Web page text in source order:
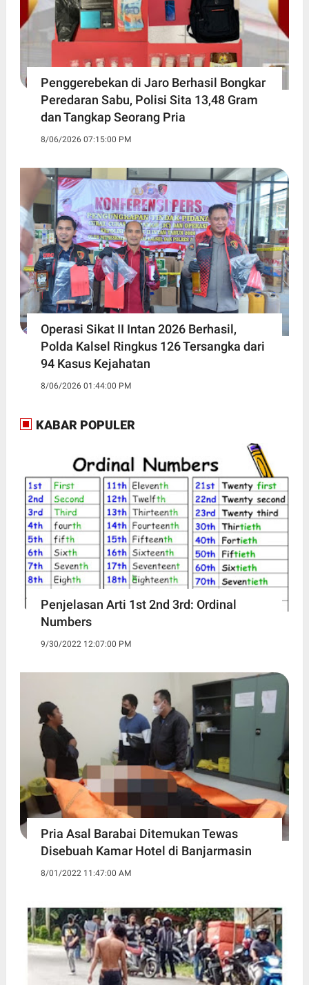
Penggerebekan di Jaro Berhasil Bongkar
Peredaran Sabu, Polisi Sita 13,48 Gram
dan Tangkap Seorang Pria
8/06/2026 07:15:00 PM
Operasi Sikat II Intan 2026 Berhasil,
Polda Kalsel Ringkus 126 Tersangka dari
94 Kasus Kejahatan
8/06/2026 01:44:00 PM
KABAR POPULER
Penjelasan Arti 1st 2nd 3rd: Ordinal
Numbers
9/30/2022 12:07:00 PM
Pria Asal Barabai Ditemukan Tewas
Disebuah Kamar Hotel di Banjarmasin
8/01/2022 11:47:00 AM